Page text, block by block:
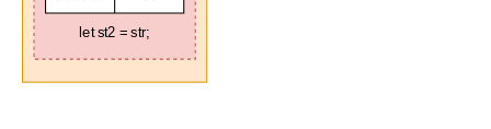
let st2 = str;